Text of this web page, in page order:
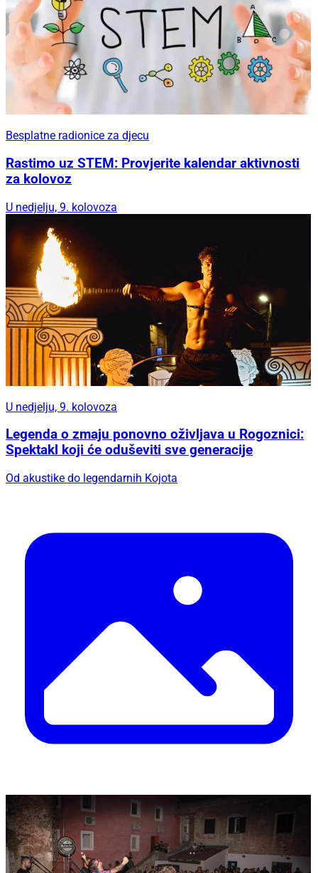
Besplatne radionice za djecu
Rastimo uz STEM: Provjerite kalendar aktivnosti
za kolovoz
U nedjelju, 9. kolovoza
U nedjelju, 9. kolovoza
Legenda o zmaju ponovno oživljava u Rogoznici:
Spektakl koji će oduševiti sve generacije
Od akustike do legendarnih Kojota